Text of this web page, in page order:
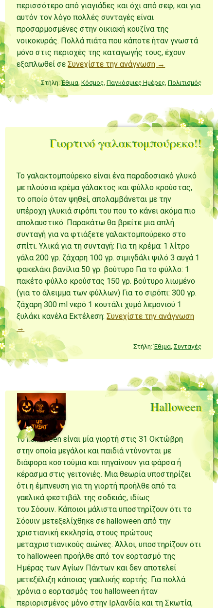
περισσότερο από γιαγιάδες και όχι από σεφ, και για
αυτόν τον λόγο πολλές συνταγές είναι
προσαρμοσμένες στην οικιακή κουζίνα της
νοικοκυράς. Πολλά πιάτα που κάποτε ήταν γνωστά
μόνο στις περιοχές της καταγωγής τους, έχουν
εξαπλωθεί σεΣυνεχίστε την ανάγνωση →
Στήλη:Έθιμα,Κόσμος, Παγκόσμιες Ημέρες, Πολιτισμός
Γιορτινό γαλακτομπούρεκο!!
Το γαλακτομπούρεκο είναι ένα παραδοσιακό γλυκό
με πλούσια κρέμα γάλακτος και φύλλο κρούστας,
το οποίο όταν ψηθεί, απολαμβάνεται με την
υπέροχη γλυκιά σιρόπι του που το κάνει ακόμα πιο
απολαυστικό. Παρακάτω θα βρείτε μια απλή
συνταγή για να φτιάξετε γαλακτομπούρεκο στο
σπίτι. Υλικά για τη συνταγή: Για τη κρέμα: 1 λίτρο
γάλα 200 γρ. ζάχαρη 100 γρ. σιμιγδάλι ψιλό 3 αυγά 1
φακελάκι βανίλια 50 γρ. βούτυρο Για το φύλλο: 1
πακέτο φύλλο κρούστας 150 γρ. βούτυρο λιωμένο
(για το άλειμμα των φύλλων) Για το σιρόπι: 300 γρ.
ζάχαρη 300 ml νερό 1 κουτάλι χυμό λεμονιού 1
ξυλάκι κανέλα Εκτέλεση:Συνεχίστε την ανάγνωση
→
Στήλη:Έθιμα Συνταγές
Halloween
Το halloween είναι μία γιορτή στις 31 Οκτώβρη
στην οποία μεγάλοι και παιδιά ντύνονται με
διάφορα κοστούμια και πηγαίνουν για φάρσα ή
κέρασμα στις γειτονιές. Μια θεωρία υποστηρίζει
ότι η έμπνευση για τη γιορτή προήλθε από τα
γαελικά φεστιβάλ της σοδειάς, ιδίως
του Σόουιν. Κάποιοι μάλιστα υποστηρίζουν ότι το
Σόουιν μετεξελίχθηκε σε halloween από την
χριστιανική εκκλησία, στους πρώτους
μεταχριστιανικούς αιώνες. Άλλοι, υποστηρίζουν ότι
το halloween προήλθε από τον εορτασμό της
Ημέρας των Αγίων Πάντων και δεν αποτελεί
μετεξέλιξη κάποιας γαελικής εορτής. Για πολλά
χρόνια ο εορτασμός του halloween ήταν
περιορισμένος μόνο στην Ιρλανδία και τη Σκωτία,